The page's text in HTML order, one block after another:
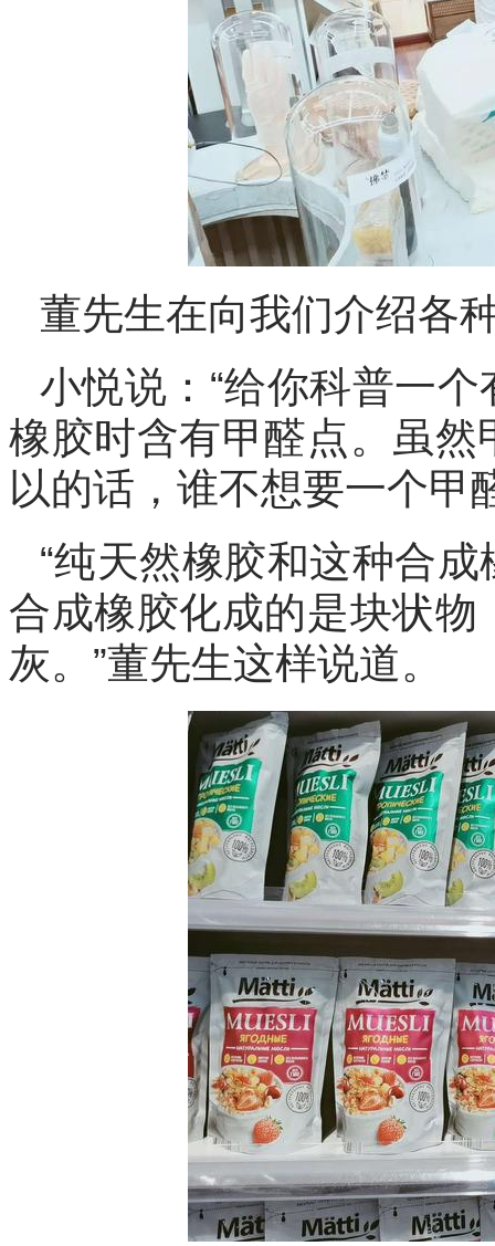
董先生在向我们介绍各
小悦说：“给你科普一
橡胶时含有甲醛点。虽
以的话，谁不想要一个甲
“纯天然橡胶和这种合
合成橡胶化成的是块状
灰。”董先生这样说道。